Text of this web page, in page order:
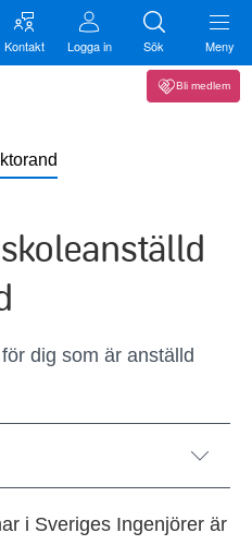
Kontakt Logga in Sök Meny
Bli medlem
dig som är anställd
i Sveriges Ingenjörer är